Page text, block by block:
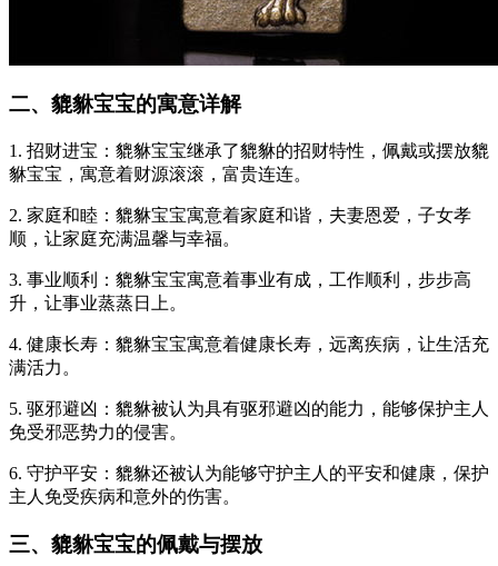
二、貔貅宝宝的寓意详解
1. 招财进宝：貔貅宝宝继承了貔貅的招财特性，佩戴或摆放貔
貅宝宝，寓意着财源滚滚，富贵连连。
2. 家庭和睦：貔貅宝宝寓意着家庭和谐，夫妻恩爱，子女孝
顺，让家庭充满温馨与幸福。
3. 事业顺利：貔貅宝宝寓意着事业有成，工作顺利，步步高
升，让事业蒸蒸日上。
4. 健康长寿：貔貅宝宝寓意着健康长寿，远离疾病，让生活充
满活力。
5. 驱邪避凶：貔貅被认为具有驱邪避凶的能力，能够保护主人
免受邪恶势力的侵害。
6. 守护平安：貔貅还被认为能够守护主人的平安和健康，保护
主人免受疾病和意外的伤害。
三、貔貅宝宝的佩戴与摆放